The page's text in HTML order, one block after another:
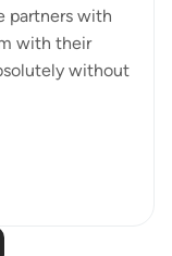
partners with
with their
without